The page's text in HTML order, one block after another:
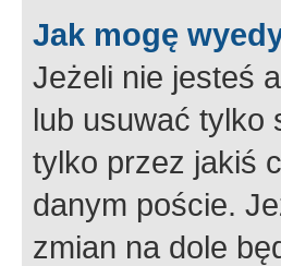
Jak mogę
Jeżeli nie jesteś
lub usuwać tylko
tylko przez jakiś
danym poście.
zmian na dole